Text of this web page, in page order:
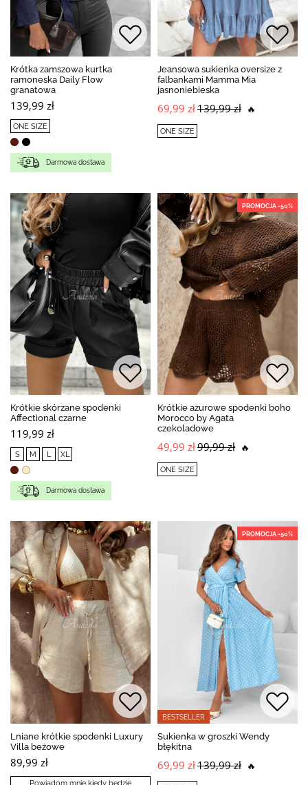
Krótka zamszowa kurtka
ramoneska Daily Flow
granatowa
139,99 zł
ONE SIZE
Darmowa dostawa
Jeansowa sukienka oversize z
falbankami Mamma Mia
jasnoniebieska
69,99 zł139,99 zł 🔥
ONE SIZE
Krótkie skórzane spodenki
Affectional czarne
119,99 zł
S M L XL
Darmowa dostawa
PROMOCJA -50%
Krótkie ażurowe spodenki boho
Morocco by Agata
czekoladowe
49,99 zł99,99 zł 🔥
ONE SIZE
Lniane krótkie spodenki Luxury
Villa beżowe
89,99 zł
Powiadom mnie kiedy będzie
PROMOCJA -50%
BESTSELLER
Sukienka w groszki Wendy
błękitna
69,99 zł139,99 zł 🔥